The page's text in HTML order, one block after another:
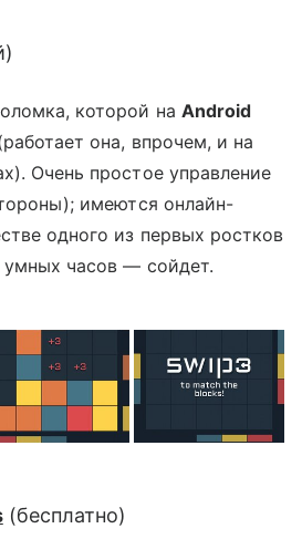
)
которой на Android
она, впрочем, и на
Очень простое управление
имеются онлайн-
одного из первых ростков
умных часов — сойдет.
(бесплатно)